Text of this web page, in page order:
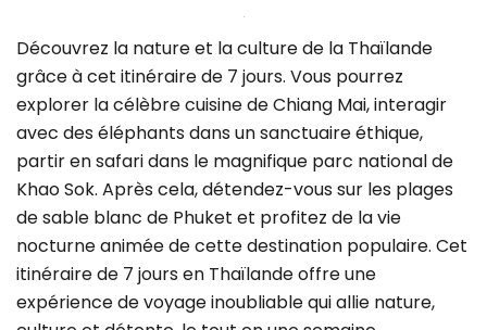
Découvrez la nature et la culture de la Thaïlande
grâce à cet itinéraire de 7 jours. Vous pourrez
explorer la célèbre cuisine de Chiang Mai, interagir
avec des éléphants dans un sanctuaire éthique,
partir en safari dans le magnifique parc national de
Khao Sok. Après cela, détendez-vous sur les plages
de sable blanc de Phuket et profitez de la vie
nocturne animée de cette destination populaire. Cet
itinéraire de 7 jours en Thaïlande offre une
expérience de voyage inoubliable qui allie nature,